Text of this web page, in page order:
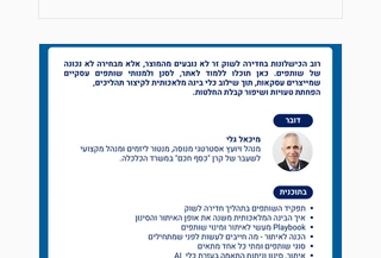
מנהלים נוטים לאופטימיות יתר לגבי ביצועי השותף
העתידיים - רק משום שהוא מגלה עניין. עניין
ראשוני מצד גורם מתורגם בטעות ליכולת. הצהרת
כוונה נתפסת כהתחייב